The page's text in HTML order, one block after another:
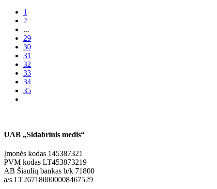
1
2
...
29
30
31
32
33
34
35
UAB „Sidabrinis medis“
Įmonės kodas 145387321
PVM kodas LT453873219
AB Šiaulių bankas b/k 71800
a/s LT267180000008467529